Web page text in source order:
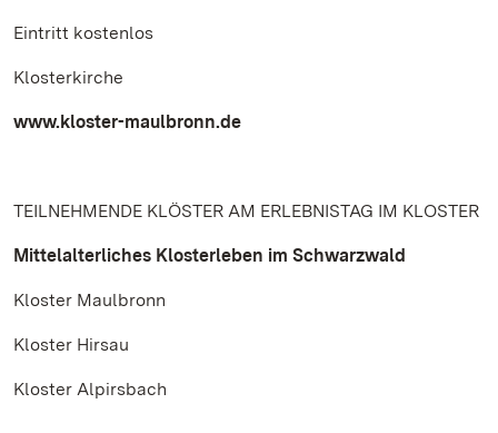
Eintritt kostenlos
Klosterkirche
www.kloster-maulbronn.de
TEILNEHMENDE KLÖSTER AM ERLEBNISTAG IM KLOSTER
Mittelalterliches Klosterleben im Schwarzwald
Kloster Maulbronn
Kloster Hirsau
Kloster Alpirsbach